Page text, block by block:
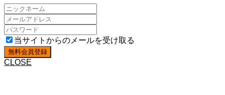
当サイトからのメールを受け取る
CLOSE